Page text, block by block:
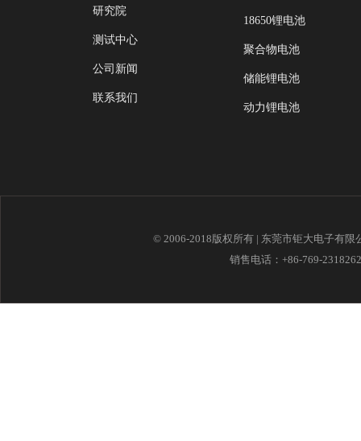
研究院
测试中心
公司新闻
联系我们
18650锂电池
聚合物电池
储能锂电池
动力锂电池
© 2006-2018版权所有 | 东莞市钜大电子有
销售电话：+86-769-